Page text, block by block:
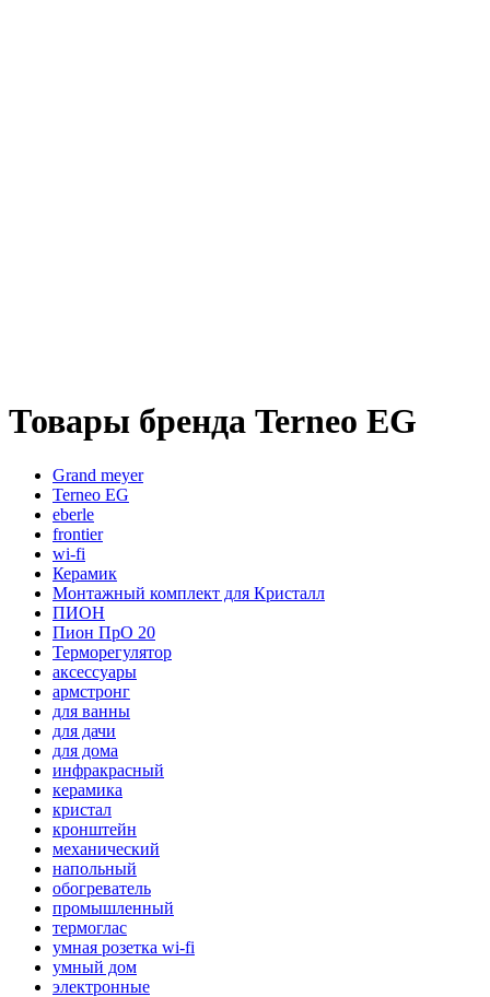
Товары бренда Terneo EG
Grand meyer
Terneo EG
eberle
frontier
wi-fi
Керамик
Монтажный комплект для Кристалл
ПИОН
Пион ПрО 20
Терморегулятор
аксессуары
армстронг
для ванны
для дачи
для дома
инфракрасный
керамика
кристал
кронштейн
механический
напольный
обогреватель
промышленный
термоглас
умная розетка wi-fi
умный дом
электронные